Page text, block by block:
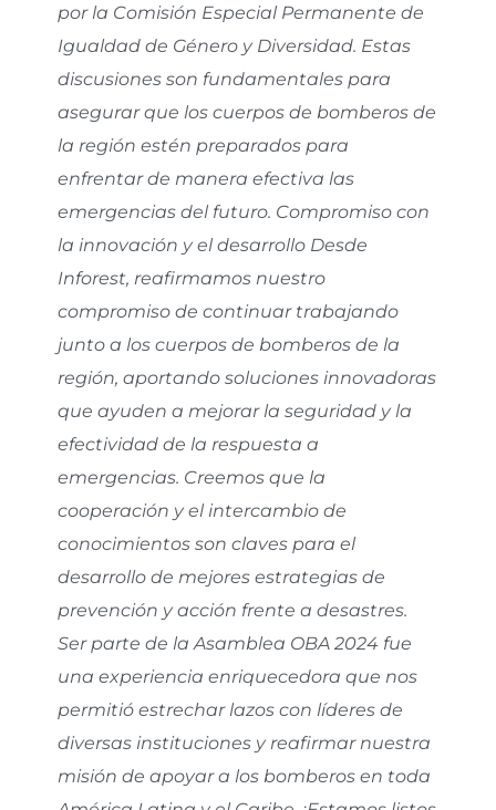
por la Comisión Especial Permanente de
Igualdad de Género y Diversidad. Estas
discusiones son fundamentales para
asegurar que los cuerpos de bomberos de
la región estén preparados para
enfrentar de manera efectiva las
emergencias del futuro. Compromiso con
la innovación y el desarrollo Desde
Inforest, reafirmamos nuestro
compromiso de continuar trabajando
junto a los cuerpos de bomberos de la
región, aportando soluciones innovadoras
que ayuden a mejorar la seguridad y la
efectividad de la respuesta a
emergencias. Creemos que la
cooperación y el intercambio de
conocimientos son claves para el
desarrollo de mejores estrategias de
prevención y acción frente a desastres.
Ser parte de la Asamblea OBA 2024 fue
una experiencia enriquecedora que nos
permitió estrechar lazos con líderes de
diversas instituciones y reafirmar nuestra
misión de apoyar a los bomberos en toda